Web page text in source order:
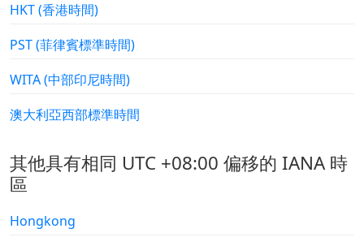
HKT (香港時間)
PST (菲律賓標準時間)
WITA (中部印尼時間)
澳大利亞西部標準時間
其他具有相同 UTC +08:00 偏移的 IANA 時
區
Hongkong